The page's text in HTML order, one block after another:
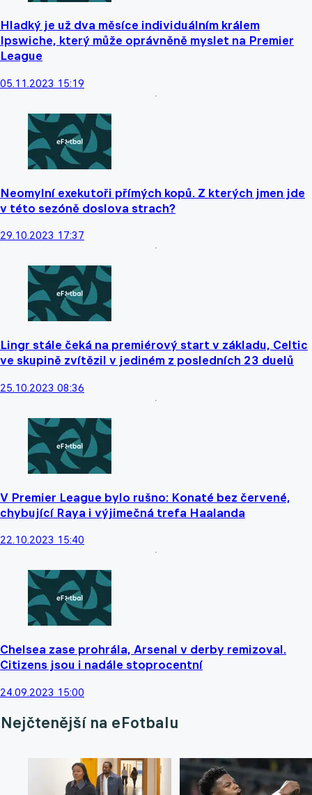
Hladký je už dva měsíce individuálním králem
Ipswiche, který může oprávněně myslet na Premier
League
05.11.2023 15:19
Neomylní exekutoři přímých kopů. Z kterých jmen jde
v této sezóně doslova strach?
29.10.2023 17:37
Lingr stále čeká na premiérový start v základu, Celtic
ve skupině zvítězil v jediném z posledních 23 duelů
25.10.2023 08:36
V Premier League bylo rušno: Konaté bez červené,
chybující Raya i výjimečná trefa Haalanda
22.10.2023 15:40
Chelsea zase prohrála, Arsenal v derby remizoval.
Citizens jsou i nadále stoprocentní
24.09.2023 15:00
Nejčtenější na eFotbalu